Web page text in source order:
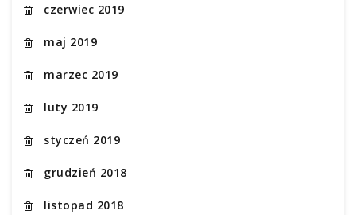
czerwiec 2019
maj 2019
marzec 2019
luty 2019
styczeń 2019
grudzień 2018
listopad 2018